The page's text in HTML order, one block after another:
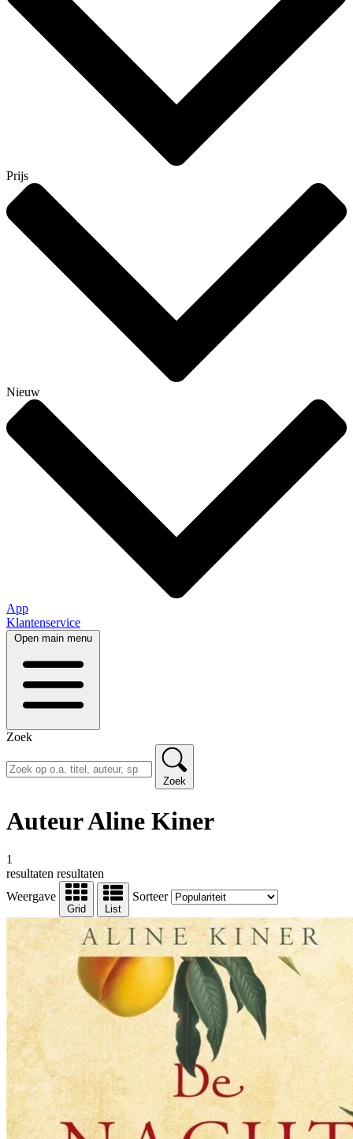
Prijs
Nieuw
App
Klantenservice
Open main menu
Zoek
Zoek
Auteur Aline Kiner
1
resultaten resultaten
Weergave
Grid List
Sorteer